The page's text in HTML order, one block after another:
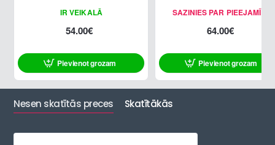
IR VEIKALĀ
54.00€
Pievienot grozam
SAZINIES PAR PIEEJAMĪBU
64.00€
Pievienot grozam
Nesen skatītās preces Skatītākās